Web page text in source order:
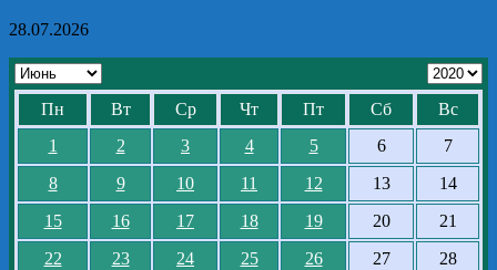
28.07.2026
Пн Вт Ср Чт Пт Сб
Вс
1
2 3 4 5 6
7
8
9 10 11 12 13
14
15
16 17 18 19 20
21
22
23 24 25 26 27
28